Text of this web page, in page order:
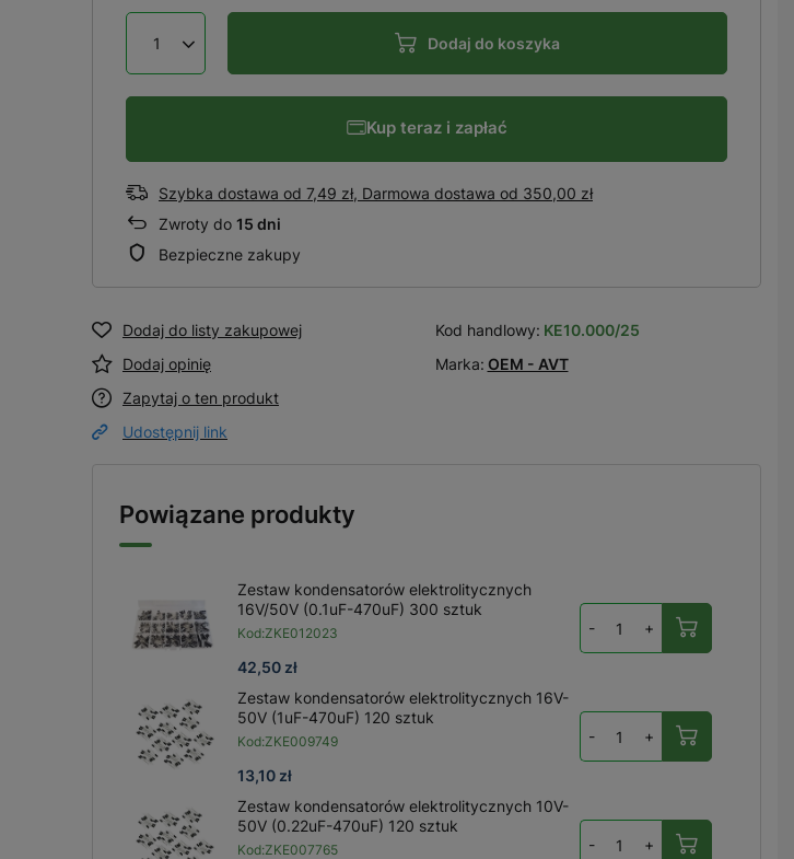
Dodaj do koszyka
Kup teraz i zapłać
Szybka dostawa od 7,49 zł, Darmowa dostawa od 350,00 zł
Zwroty do 15 dni
Bezpieczne zakupy
Dodaj do listy zakupowej
Dodaj opinię
Zapytaj o ten produkt
Udostępnij link
Kod handlowy: KE10.000/25
Marka: OEM - AVT
Powiązane produkty
Zestaw kondensatorów elektrolitycznych
16V/50V (0.1uF-470uF) 300 sztuk
Kod:ZKE012023
42,50 zł
- +
Zestaw kondensatorów elektrolitycznych 16V-
50V (1uF-470uF) 120 sztuk
Kod:ZKE009749
13,10 zł
- +
Zestaw kondensatorów elektrolitycznych 10V-
50V (0.22uF-470uF) 120 sztuk
Kod:ZKE007765 - +